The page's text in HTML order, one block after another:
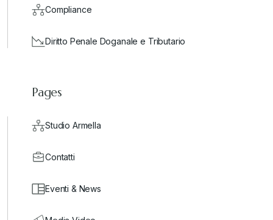
Compliance
Diritto Penale Doganale e Tributario
Pages
Studio Armella
Contatti
Eventi & News